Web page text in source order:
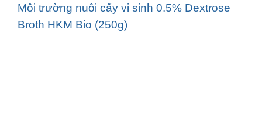
Môi trường nuôi cấy vi sinh 0.5% Dextrose
Broth HKM Bio (250g)